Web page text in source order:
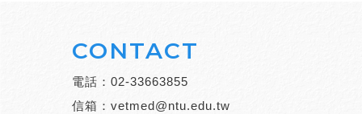
CONTACT
電話： 02-33663855
信箱： vetmed@ntu.edu.tw